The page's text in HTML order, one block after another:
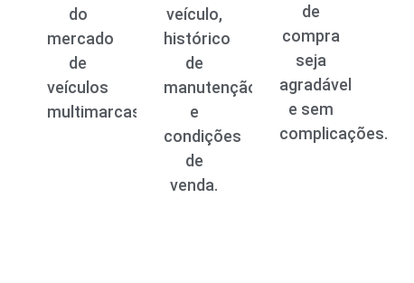
do
mercado
de
veículos
multimarcas.
veículo,
histórico
de
manutenção
e
condições
de
venda.
de
compra
seja
agradável
e sem
complicações.